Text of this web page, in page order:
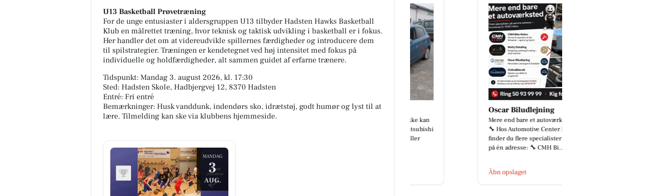
U13 Basketball Prøvetræning
For de unge entusiaster i aldersgruppen U13 tilbyder Hadsten Hawks Basketball
Klub en målrettet træning, hvor teknisk og taktisk udvikling i basketball er i fokus.
Her handler det om at videreudvikle spillernes færdigheder og introducere dem
til spilstrategier. Træningen er kendetegnet ved høj intensitet med fokus på
individuelle og holdfærdigheder, alt sammen guidet af erfarne trænere.
Tidspunkt: Mandag 3. august 2026, kl. 17:30
Sted: Hadsten Skole, Hadbjergvej 12, 8370 Hadsten
Entré: Fri entré
Bemærkninger: Husk vanddunk, indendørs sko, idrætstøj, godt humør og lyst til at
lære. Tilmelding kan ske via klubbens hjemmeside.
MANDAG
3
AUG.
TT CARS ApS
Vi forstår godt hvorfor du ikke kan
ikke! Tag et nærmere...
Åbn opslaget
Oscar Biludlejning Oscar Biludlejning
Mere end bare et autoværksted 🚗
🔧 Hos Automotive Center Hobro
finder du flere specialister samlet
på én adresse: 🔧 CMH Bi...